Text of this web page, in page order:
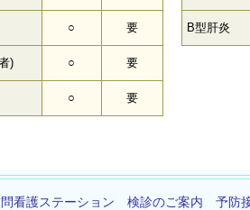
○ 要
) ○ 要
○ 要
B型肝炎
看護ステーション 検診のご案内 予防